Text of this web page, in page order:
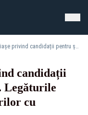
Controverse uriașe privind candidații pentru șefia parchetelor. Legăturile halucinante ale procurorilor cu Mirabela Grădinaru
candidații
Legăturile
cu